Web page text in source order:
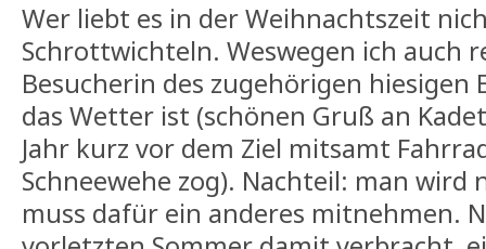
Wer liebt es in der Weihnachtszeit
Schrottwichteln. Weswegen ich auch
Besucherin des zugehörigen hiesigen
das Wetter ist (schönen Gruß an
Jahr kurz vor dem Ziel mitsamt
Schneewehe zog). Nachteil: man wird
muss dafür ein anderes mitnehmen.